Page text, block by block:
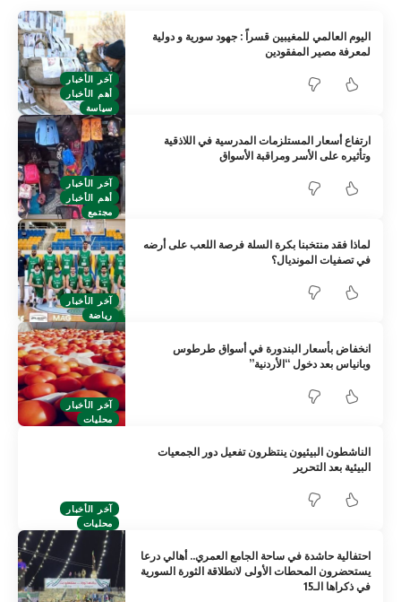
آخر الأخبار
أهم الأخبار
سياسة
اليوم العالمي للمغيبين قسراً : جهود سورية و دولية
لمعرفة مصير المفقودين
آخر الأخبار
أهم الأخبار
مجتمع
ارتفاع أسعار المستلزمات المدرسية في اللاذقية
وتأثيره على الأسر ومراقبة الأسواق
آخر الأخبار
رياضة
لماذا فقد منتخبنا بكرة السلة فرصة اللعب على أرضه
في تصفيات المونديال؟
آخر الأخبار
محليات
انخفاض بأسعار البندورة في أسواق طرطوس
وبانياس بعد دخول “الأردنية”
آخر الأخبار
محليات
الناشطون البيئيون ينتظرون تفعيل دور الجمعيات
البيئية بعد التحرير
احتفالية حاشدة في ساحة الجامع العمري.. أهالي درعا
يستحضرون المحطات الأولى لانطلاقة الثورة السورية
في ذكراها الـ15